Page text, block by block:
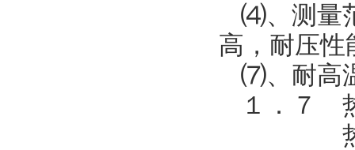
⑷、测
高，耐压性
⑺、耐高
１．７
热电偶